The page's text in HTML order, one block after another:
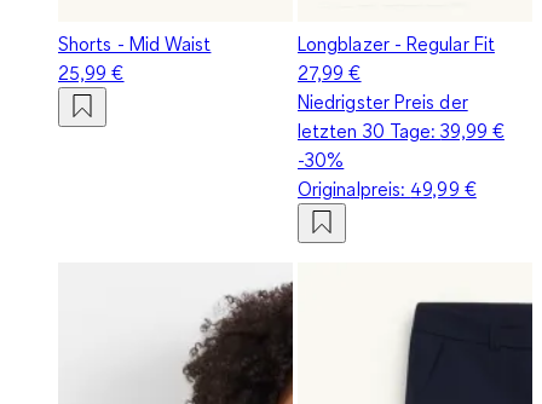
Shorts - Mid Waist
25,99 €
Longblazer - Regular Fit
27,99 €
Niedrigster Preis der
letzten 30 Tage:39,99 €
-30%
Originalpreis: 49,99 €